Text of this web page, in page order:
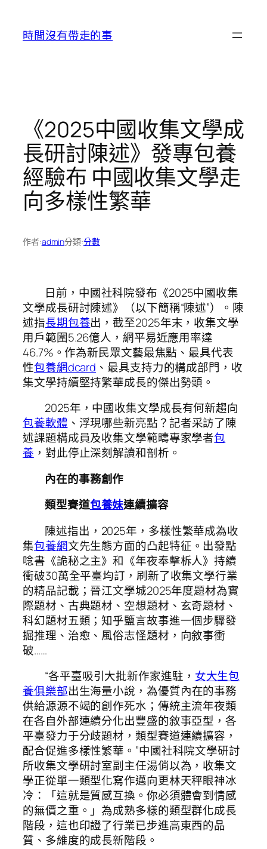
時間沒有帶走的事
《2025中國收集文學成
長研討陳述》發專包養
經驗布 中國收集文學走
向多樣性繁華
作者:admin分類:分數
日前，中國社科院發布《2025中國收集
文學成長研討陳述》（以下簡稱“陳述”）。陳
述指長期包養出，截至2025年末，收集文學
用戶範圍5.26億人，網平易近應用率達
46.7%。作為新民眾文藝最焦點、最具代表
性包養網dcard 、最具支持力的構成部門，收
集文學持續堅持繁華成長的傑出勢頭。
2025年，中國收集文學成長有何新趨向
包養軟體 、浮現哪些新亮點？記者采訪了陳
述課題構成員及收集文學範疇專家學者包
養 ，對此停止深刻解讀和剖析。
內在的事務創作
類型賽道包養妹連續擴容
陳述指出，2025年，多樣性繁華成為收
集包養網文先生態方面的凸起特征。出發點
唸書《詭秘之主》和《年夜奉擊柝人》持續
衝破30萬全平臺均訂，刷新了收集文學行業
的精品記載；晉江文學城2025年度題材為實
際題材、古典題材、空想題材、玄奇題材、
科幻題材五類；知乎鹽言故事進一個步驟發
掘推理、治愈、風俗志怪題材，向敘事衝
破……
“各平臺吸引大批新作家進駐， 女大生包
養俱樂部出生海量小說，為優質內在的事務
供給源源不竭的創作死水；傳統主流年夜類
在各自外部連續分化出豐盛的敘事亞型，各
平臺發力于分歧題材，類型賽道連續擴容，
配合促進多樣性繁華。”中國社科院文學研討
所收集文學研討室副主任湯俏以為，收集文
學正從單一類型化寫作邁向更林天秤眼神冰
冷：「這就是質感互換。你必須體會到情感
的無價之重。」為成熟多樣的類型群化成長
階段，這也印證了行業已步進高東西的品
質、多維度的成長新階段。